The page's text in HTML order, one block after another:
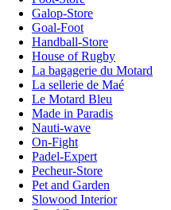
Galop-Store
Goal-Foot
Handball-Store
House of Rugby
La bagagerie du Motard
La sellerie de Maé
Le Motard Bleu
Made in Paradis
Nauti-wave
On-Fight
Padel-Expert
Pecheur-Store
Pet and Garden
Slowood Interior